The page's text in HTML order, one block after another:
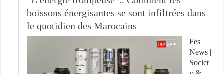
boissons énergisantes se sont infiltrées dans
le quotidien des Marocains
Fes
News |
Societ